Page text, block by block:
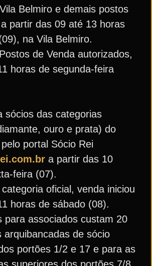
Belmiro e demais postos
partir das 09 até 13 horas
na Vila Belmiro.
de Venda autorizados,
horas de segunda-feira
sócios das categorias
ouro e prata) do
portal Sócio Rei
a partir das 10
feira (07).
oficial, venda iniciou
horas de sábado (08).
para associados custam 20
arquibancadas de sócio
portões 1/2 e 17 e para as